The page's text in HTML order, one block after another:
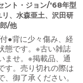
ント・ジョン/'68年型
、水森亜土、沢田研
/他
●背に少々傷み、経
態です。※古い雑誌
ませ。※掲載品、通
す。売り切れの際は
御了承ください。